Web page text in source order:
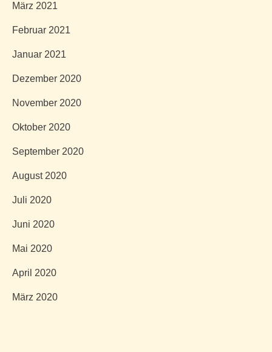
März 2021
Februar 2021
Januar 2021
Dezember 2020
November 2020
Oktober 2020
September 2020
August 2020
Juli 2020
Juni 2020
Mai 2020
April 2020
März 2020